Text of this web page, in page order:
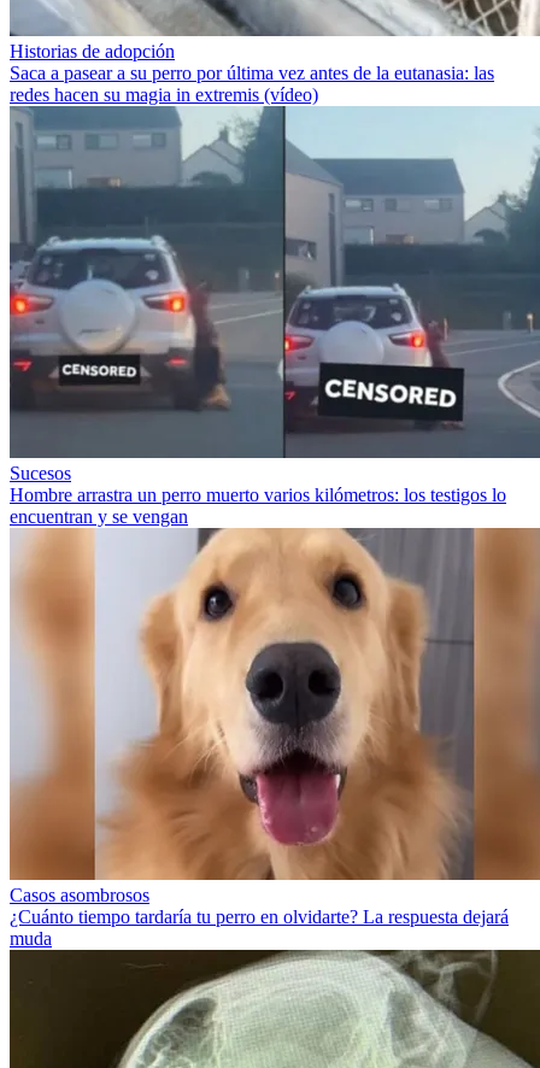
Historias de adopción
Saca a pasear a su perro por última vez antes de la eutanasia: las
redes hacen su magia in extremis (vídeo)
Sucesos
Hombre arrastra un perro muerto varios kilómetros: los testigos lo
encuentran y se vengan
Casos asombrosos
¿Cuánto tiempo tardaría tu perro en olvidarte? La respuesta dejará
muda